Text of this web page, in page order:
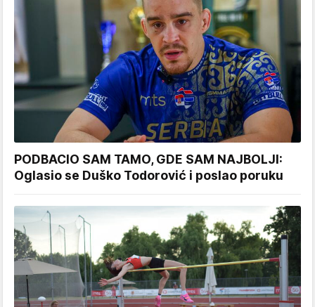
PODBACIO SAM TAMO, GDE SAM NAJBOLJI:
Oglasio se Duško Todorović i poslao poruku